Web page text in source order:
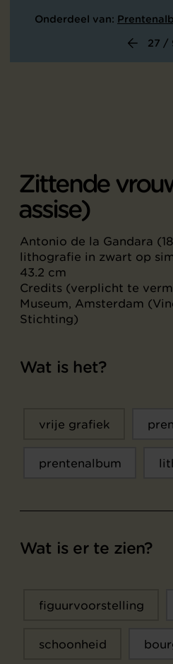
Onderdeel van:
27 /
Zittende
assise)
Antonio de la Gandara
lithografie in zwart op
43.2 cm
Credits (verplicht te
Museum, Amsterdam
Stichting)
Wat is het?
vrije grafiek
prentenalbum
Wat is er te zien?
figuurvoorstelling
schoonheid